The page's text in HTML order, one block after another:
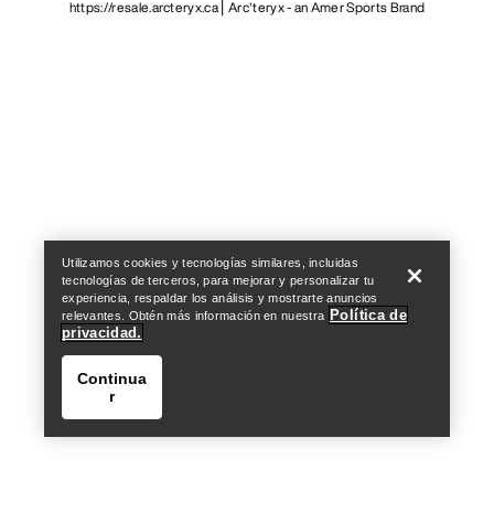
https://resale.arcteryx.ca Arc'teryx - an Amer Sports Brand
Utilizamos cookies y tecnologías similares, incluidas
tecnologías de terceros, para mejorar y personalizar tu
experiencia, respaldar los análisis y mostrarte anuncios
relevantes. Obtén más información en nuestra Política de
privacidad.
Continua
r